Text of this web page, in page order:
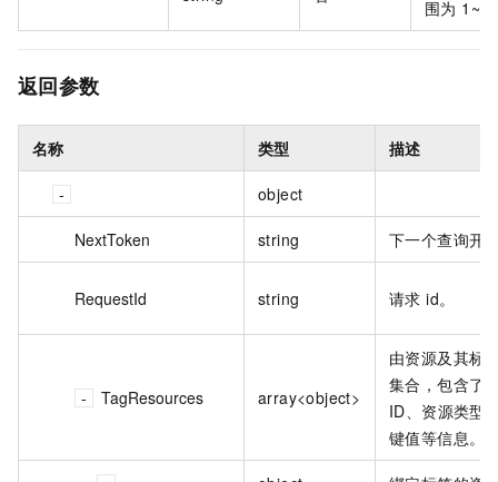
围为 1~50
返回参数
名称 类型 描述
object
NextToken string 下一个查询开
RequestId string 请求 id。
TagResources array<object>
由资源及其标
集合，包含了
ID、资源类型
键值等信息。